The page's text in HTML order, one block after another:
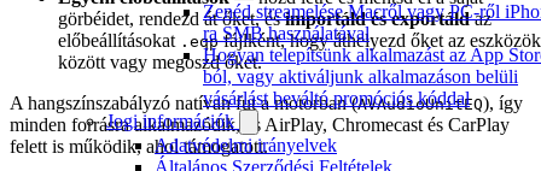
Zenéd streamelése Macről vagy PC-ről
ra SMB használatával
Hogyan telepítsünk alkalmazást az App
ból, vagy aktiváljunk alkalmazáson belüli
vásárlást beváltó promóciós kóddal
Jogi információk
Adatvédelmi irányelvek
Általános Szerződési Feltételek
görbéidet, rendezd át őket, ésimportáld és exportáldaz
előbeállításokat .eqpfájlként, hogy áthelyezd őket az eszközök
között vagy megoszd őket.
A hangszínszabályzó natívan fut a motorban (AVAudioUnitEQ), így
minden forrásra alkalmazódik, és AirPlay, Chromecast és CarPlay
felett is működik, ahol támogatott.